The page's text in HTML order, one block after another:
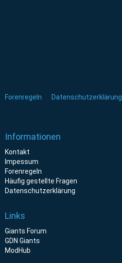
Forenregeln Datenschutzerklärung
Informationen
Kontakt
Impessum
Forenregeln
Häufig gestellte Fragen
Datenschutzerklärung
Links
Giants Forum
GDN Giants
ModHub